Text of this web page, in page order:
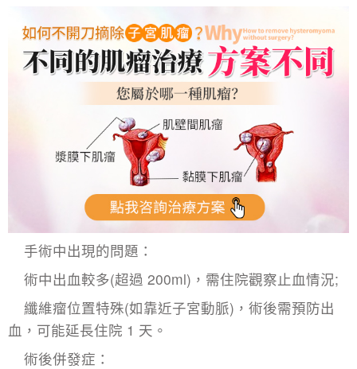
手術中出現的問題：​
術中出血較多(超過 200ml)，需住院觀察止血情況;​
纖維瘤位置特殊(如靠近子宮動脈)，術後需預防出
血，可能延長住院 1 天。​
術後併發症：​